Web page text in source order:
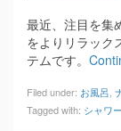
最近、注目を集
をよりリラック
テムです。
Filed under: お風呂
Tagged with: シャワー